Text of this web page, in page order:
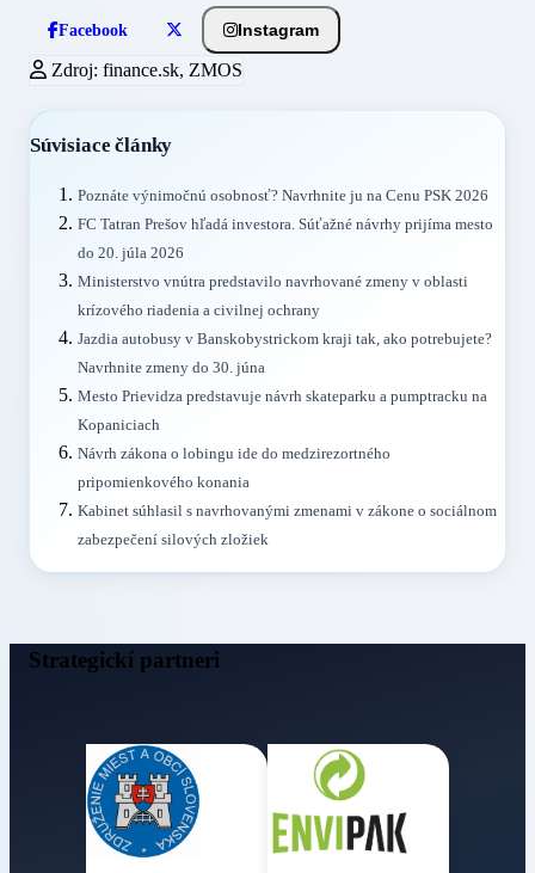
Facebook Instagram
Zdroj: finance.sk, ZMOS
Súvisiace články
Poznáte výnimočnú osobnosť? Navrhnite ju na Cenu PSK 2026
FC Tatran Prešov hľadá investora. Súťažné návrhy prijíma mesto
do 20. júla 2026
Ministerstvo vnútra predstavilo navrhované zmeny v oblasti
krízového riadenia a civilnej ochrany
Jazdia autobusy v Banskobystrickom kraji tak, ako potrebujete?
Navrhnite zmeny do 30. júna
Mesto Prievidza predstavuje návrh skateparku a pumptracku na
Kopaniciach
Návrh zákona o lobingu ide do medzirezortného
pripomienkového konania
Kabinet súhlasil s navrhovanými zmenami v zákone o sociálnom
zabezpečení silových zložiek
Strategickí partneri